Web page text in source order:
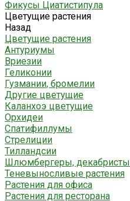
Фикусы Циатистипула
Цветущие растения
Назад
Цветущие растения
Антуриумы
Вриезии
Геликонии
Гузмании, бромелии
Другие цветущие
Каланхоэ цветущие
Орхидеи
Спатифиллумы
Стрелиции
Тилландсии
Шлюмбергеры, декабристы
Теневыносливые растения
Растения для офиса
Растения для ресторана